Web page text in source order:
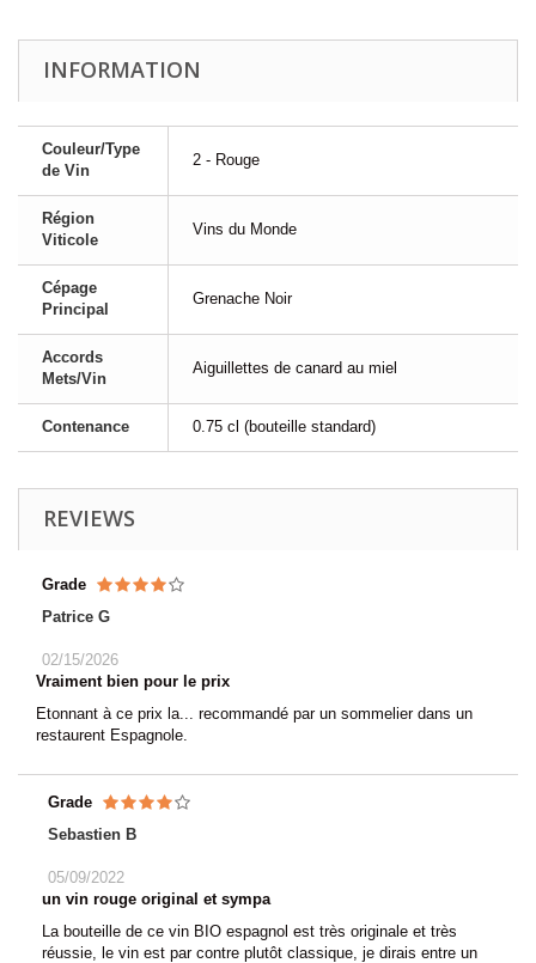
INFORMATION
Couleur/Type
de Vin
2 - Rouge
Région
Viticole
Vins du Monde
Cépage
Principal
Grenache Noir
Accords
Mets/Vin
Aiguillettes de canard au miel
Contenance 0.75 cl (bouteille standard)
REVIEWS
Grade
Patrice G
02/15/2026
Vraiment bien pour le prix
Etonnant à ce prix la... recommandé par un sommelier dans un
restaurent Espagnole.
Grade
Sebastien B
05/09/2022
un vin rouge original et sympa
La bouteille de ce vin BIO espagnol est très originale et très
réussie, le vin est par contre plutôt classique, je dirais entre un